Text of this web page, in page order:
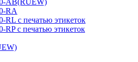
AB(RUEW)
RA
RL с печатью этикеток
RP с печатью этикеток